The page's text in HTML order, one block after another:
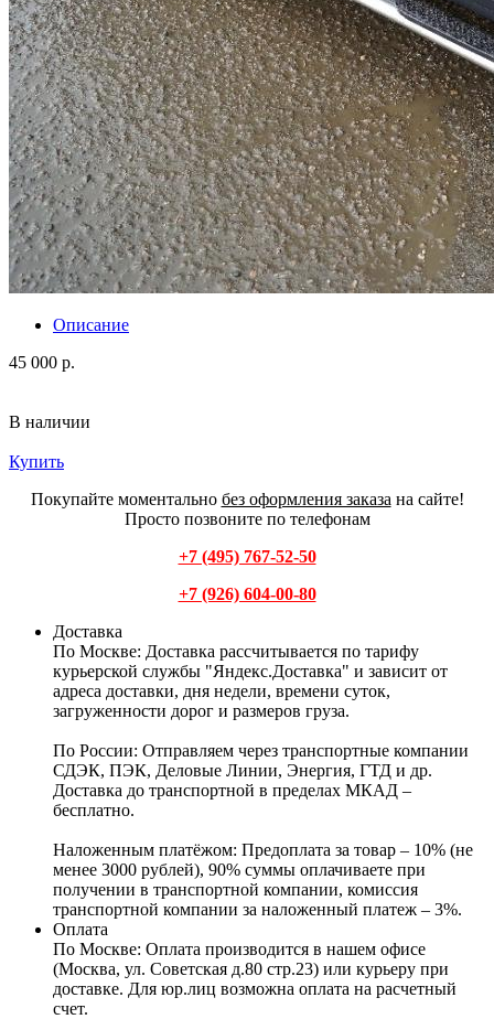
Описание
45 000 р.
В наличии
Купить
Покупайте моментально без оформления заказа на сайте!
Просто позвоните по телефонам
+7 (495) 767-52-50
+7 (926) 604-00-80
Доставка
По Москве: Доставка рассчитывается по тарифу
курьерской службы "Яндекс.Доставка" и зависит от
адреса доставки, дня недели, времени суток,
загруженности дорог и размеров груза.
По России: Отправляем через транспортные компании
СДЭК, ПЭК, Деловые Линии, Энергия, ГТД и др.
Доставка до транспортной в пределах МКАД –
бесплатно.
Наложенным платёжом: Предоплата за товар – 10% (не
менее 3000 рублей), 90% суммы оплачиваете при
получении в транспортной компании, комиссия
транспортной компании за наложенный платеж – 3%.
Оплата
По Москве: Оплата производится в нашем офисе
(Москва, ул. Советская д.80 стр.23) или курьеру при
доставке. Для юр.лиц возможна оплата на расчетный
счет.